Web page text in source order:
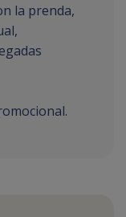
la prenda,